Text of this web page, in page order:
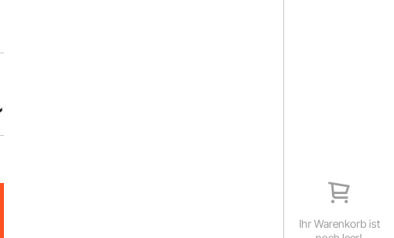
Ihr Warenkorb ist